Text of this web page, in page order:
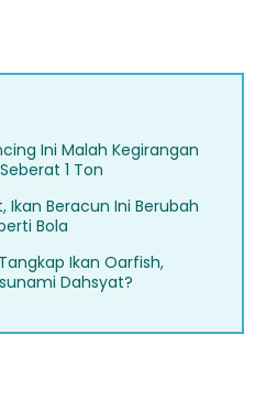
Ini Malah Kegirangan
1 Ton
Ikan Beracun Ini Berubah
Bola
Ikan Oarfish,
Dahsyat?